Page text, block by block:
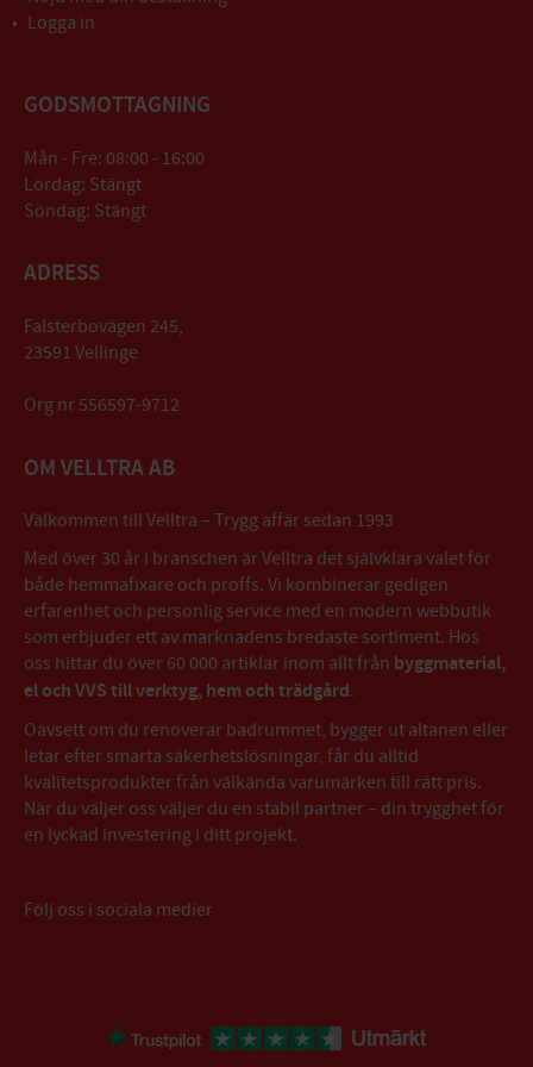
Logga in
GODSMOTTAGNING
Mån - Fre: 08:00 - 16:00
Lördag: Stängt
Söndag: Stängt
ADRESS
Falsterbovägen 245,
23591 Vellinge
Org nr 556597-9712
OM VELLTRA AB
Välkommen till Velltra – Trygg affär sedan 1993
Med över 30 år i branschen är Velltra det självklara valet för
både hemmafixare och proffs. Vi kombinerar gedigen
erfarenhet och personlig service med en modern webbutik
som erbjuder ett av marknadens bredaste sortiment. Hos
oss hittar du över 60 000 artiklar inom allt från byggmaterial,
el och VVS till verktyg, hem och trädgård.
Oavsett om du renoverar badrummet, bygger ut altanen eller
letar efter smarta säkerhetslösningar, får du alltid
kvalitetsprodukter från välkända varumärken till rätt pris.
När du väljer oss väljer du en stabil partner – din trygghet för
en lyckad investering i ditt projekt.
Följ oss i sociala medier